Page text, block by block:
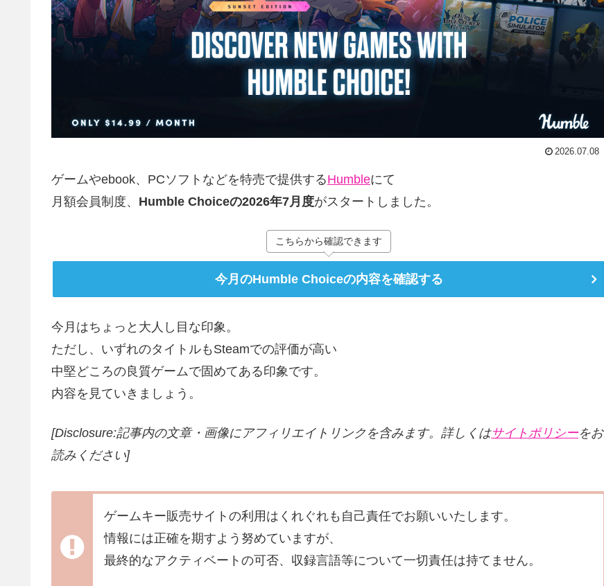
2026.07.08
ゲームやebook、PCソフトなどを特売で提供するHumbleにて
月額会員制度、 Humble Choiceの2026年7月度がスタートしました。
こちらから確認できます
今月のHumble Choiceの内容を確認する
今月はちょっと大人し目な印象。
ただし、いずれのタイトルもSteamでの評価が高い
中堅どころの良質ゲームで固めてある印象です。
内容を見ていきましょう。
[Disclosure:記事内の文章・画像にアフィリエイトリンクを含みます。詳しくはサイトポリシーをお
読みください]
ゲームキー販売サイトの利用はくれぐれも自己責任でお願いいたします。
情報には正確を期すよう努めていますが、
最終的なアクティベートの可否、収録言語等について一切責任は持てません。